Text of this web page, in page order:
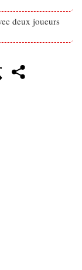
deux joueurs